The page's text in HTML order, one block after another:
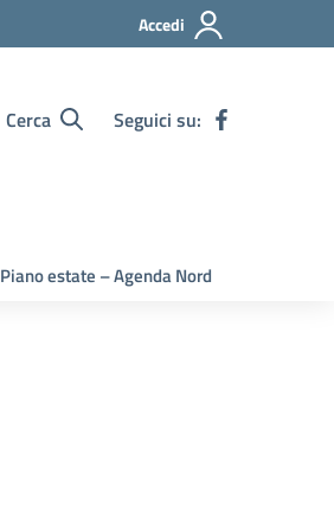
Accedi
Cerca Seguici su:
Piano estate – Agenda Nord